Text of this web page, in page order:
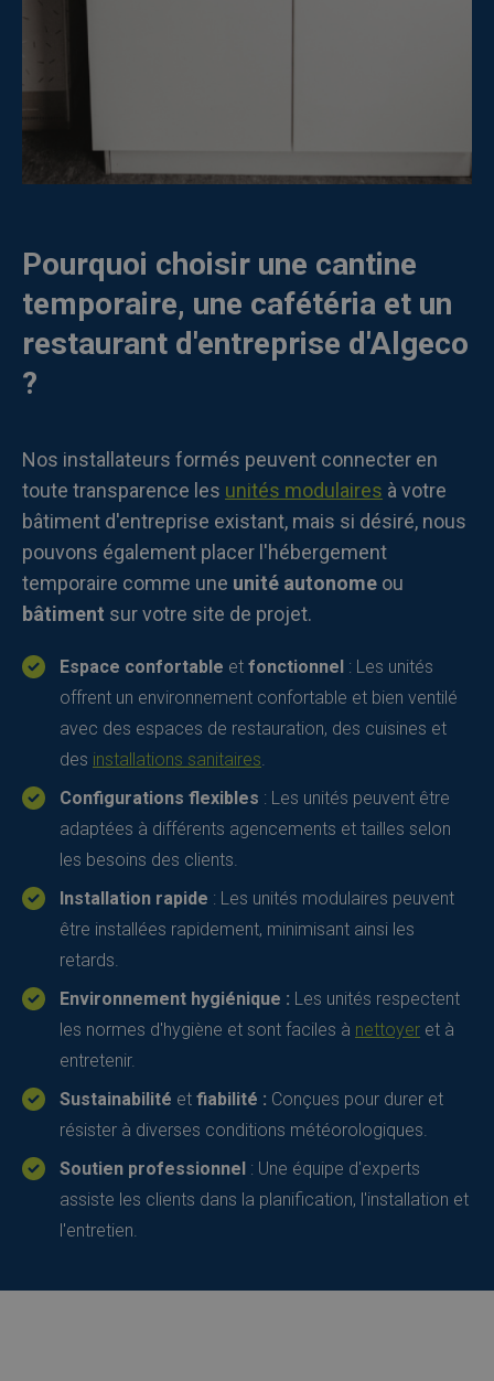
Pourquoi choisir une cantine
temporaire, une cafétéria et un
restaurant d'entreprise d'Algeco
?
Nos installateurs formés peuvent connecter en
toute transparence les unités modulaires à votre
bâtiment d'entreprise existant, mais si désiré, nous
pouvons également placer l'hébergement
temporaire comme une unité autonome ou
bâtiment sur votre site de projet.
Espace confortable et fonctionnel : Les unités
offrent un environnement confortable et bien ventilé
avec des espaces de restauration, des cuisines et
des installations sanitaires.
Configurations flexibles : Les unités peuvent être
adaptées à différents agencements et tailles selon
les besoins des clients.
Installation rapide : Les unités modulaires peuvent
être installées rapidement, minimisant ainsi les
retards.
Environnement hygiénique : Les unités respectent
les normes d'hygiène et sont faciles à nettoyer et à
entretenir.
Sustainabilité et fiabilité : Conçues pour durer et
résister à diverses conditions météorologiques.
Soutien professionnel : Une équipe d'experts
assiste les clients dans la planification, l'installation et
l'entretien.